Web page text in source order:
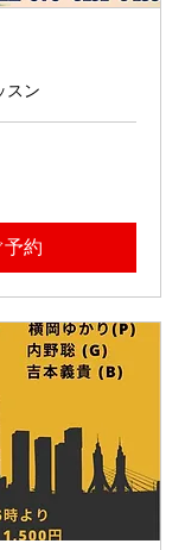
スン
約